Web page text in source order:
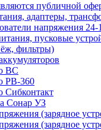
публичной
адаптеры,
напряжения 24-
пусковые
фильтры)
BC
PB-360
Сибконтакт
Сонар УЗ
(зарядное
(зарядное